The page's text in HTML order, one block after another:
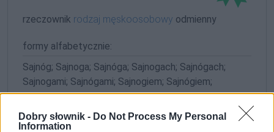
Dobry słownik - Do Not Process My Personal
Information
rzeczownik rodzaj męskoosobowy odmienny
formy alfabetycznie:
Sajnóg; Sajnoga; Sajnóga; Sajnogach; Sajnógach;
Sajnogami; Sajnógami; Sajnogiem; Sajnógiem;
Sajnogom; Sajnógom; Sajnogów |pokaż wszystkie
formy